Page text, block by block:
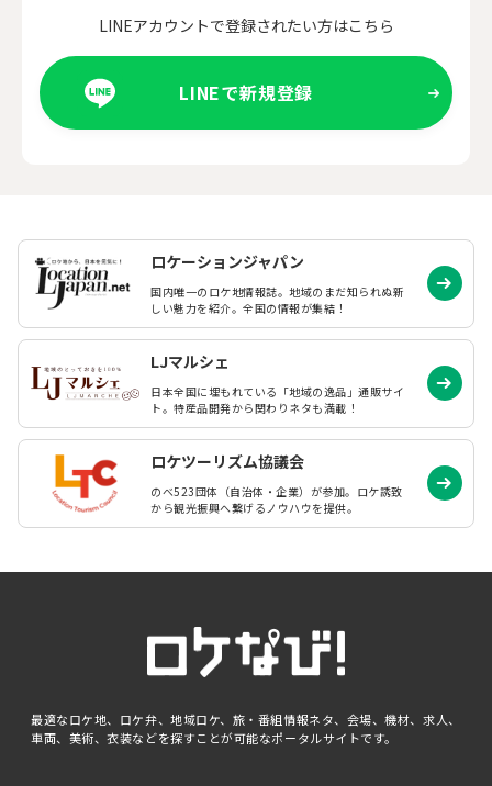
LINEアカウントで登録されたい方はこちら
LINEで新規登録
ロケーションジャパン
国内唯一のロケ地情報誌。地域のまだ知られぬ新
しい魅力を紹介。全国の情報が集結！
LJマルシェ
日本全国に埋もれている「地域の逸品」通販サイ
ト。特産品開発から関わりネタも満載！
ロケツーリズム協議会
のべ523団体（自治体・企業）が参加。ロケ誘致
から観光振興へ繋げるノウハウを提供。
最適なロケ地、ロケ弁、地域ロケ、旅・番組情報ネタ、会場、機材、求人、
車両、美術、衣装などを探すことが可能なポータルサイトです。